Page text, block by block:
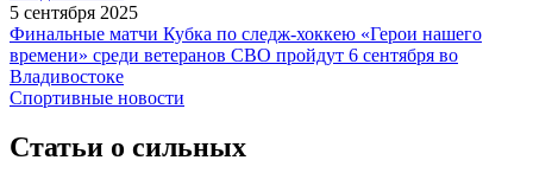
5 сентября 2025
Финальные матчи Кубка по следж-хоккею «Герои нашего
времени» среди ветеранов СВО пройдут 6 сентября во
Владивостоке
Спортивные новости
Статьи о сильных